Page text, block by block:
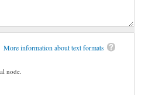
More information about text formats
node.